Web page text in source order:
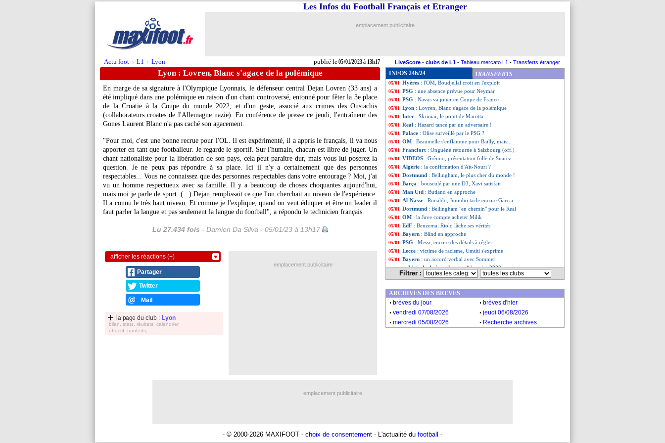
Actu foot > L1 > Lyon publié le05/01/2023 à 13h17
Les Infos du Football Français et Etranger
emplacement publicitaire
LiveScore - clubs de L1 - Tableau mercato L1 - Transferts étranger
Lyon : Lovren, Blanc s'agace de la polémique
En marge de sa signature à l'Olympique Lyonnais, le défenseur central Dejan Lovren (33 ans) a
été impliqué dans une polémique en raison d'un chant controversé, entonné pour fêter la 3e place
de la Croatie à la Coupe du monde 2022, et d'un geste, associé aux crimes des Oustachis
(collaborateurs croates de l'Allemagne nazie). En conférence de presse ce jeudi, l'entraîneur des
Gones Laurent Blanc n'a pas caché son agacement.
"Pour moi, c'est une bonne recrue pour l'OL. Il est expérimenté, il a appris le français, il va nous
apporter en tant que footballeur. Je regarde le sportif. Sur l'humain, chacun est libre de juger. Un
chant nationaliste pour la libération de son pays, cela peut paraître dur, mais vous lui poserez la
question. Je ne peux pas répondre à sa place. Ici il n'y a certainement que des personnes
respectables... Vous ne connaissez que des personnes respectables dans votre entourage ? Moi, j'ai
vu un homme respectueux avec sa famille. Il y a beaucoup de choses choquantes aujourd'hui,
mais moi je parle de sport. (...) Dejan remplissait ce que l'on cherchait au niveau de l'expérience.
Il a connu le très haut niveau. Et comme je l'explique, quand on veut éduquer et être un leader il
faut parler la langue et pas seulement la langue du football", a répondu le technicien français.
Lu 27.434 fois - Damien Da Silva - 05/01/23 à 13h17
afficher les réactions (+)
Partager
Twitter
Mail
la page du club : Lyon
bilan, stats, réultats, calendrier,
effectif, tranferts, ...
INFOS 24h/24 TRANSFERTS
05/01 Naples: Ounahi, Giuntoli calme le jeu
05/01 Francfort
05/01 PSG: Messi fêté au Parc, Galtier ne sait pas
05/01 Lyon: Cherki se sent en confiance avec Blanc
05/01 Hyères : l'OM, Boudjellal croit en l'exploit
05/01 PSG : une absence prévue pour Neymar
05/01 PSG : Navas va jouer en Coupe de France
05/01 Lyon : Lovren, Blanc s'agace de la polémique
05/01 Inter : Skriniar, le point de Marotta
05/01 Real : Hazard tancé par un adversaire !
05/01 Palace : Olise surveillé par le PSG ?
05/01 OM : Beaumelle s'enflamme pour Bailly, mais...
05/01 Francfort : Onguéné retourne à Salzbourg (off.)
05/01 VIDEOS : Grêmio, présentation folle de Suarez
05/01 Algérie : la confirmation d'Aït-Nouri ?
05/01 Dortmund : Bellingham, le plus cher du monde !
05/01 Barça : bousculé par une D3, Xavi satisfait
05/01 Man Utd : Butland en approche
05/01 Al-Nassr : Ronaldo, Juninho tacle encore Garcia
05/01 Dortmund : Bellingham "en chemin" pour le Real
05/01 OM : la Juve compte acheter Milik
05/01 EdF : Benzema, Riolo lâche ses vérités
05/01 Bayern : Blind en approche
05/01 PSG : Messi, encore des détails à régler
05/01 Lecce : victime de racisme, Umtiti s'exprime
05/01 Bayern : un accord verbal avec Sommer
... Liste des brèves du mer. 4 janvier 2023
Liste des brèves du mar. 3 janvier 2023
Filtrer :
emplacement publicitaire
ARCHIVES DES BREVES
. brèves du jour . brèves d'hier
. vendredi 07/08/2026 . jeudi 06/08/2026
. mercredi 05/08/2026 . Recherche archives
emplacement publicitaire
- © 2000-2026 MAXIFOOT - choix de consentement - L'actualité du football -